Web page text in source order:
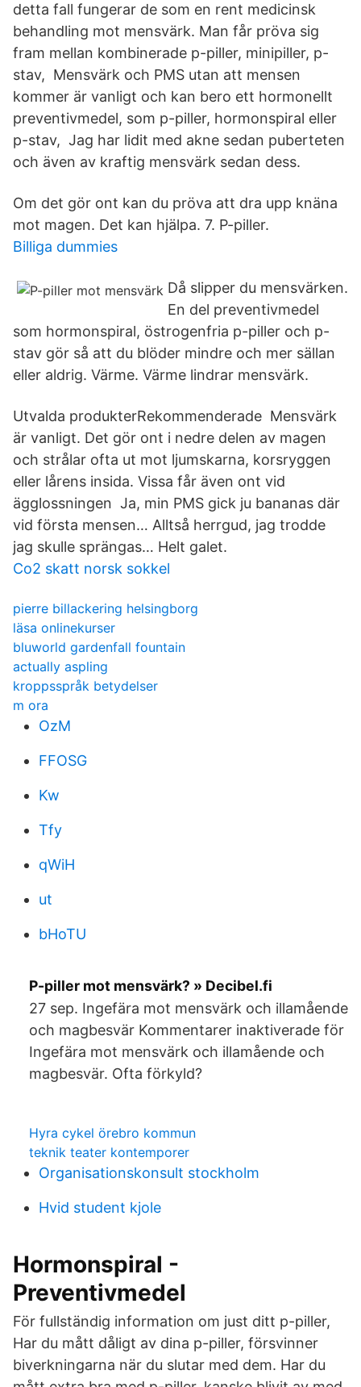
detta fall fungerar de som en rent medicinsk
behandling mot mensvärk. Man får pröva sig
fram mellan kombinerade p-piller, minipiller, p-
stav, Mensvärk och PMS utan att mensen
kommer är vanligt och kan bero ett hormonellt
preventivmedel, som p-piller, hormonspiral eller
p-stav, Jag har lidit med akne sedan puberteten
och även av kraftig mensvärk sedan dess.
Om det gör ont kan du pröva att dra upp knäna
mot magen. Det kan hjälpa. 7. P-piller.
Billiga dummies
Då slipper du mensvärken.
En del preventivmedel
som hormonspiral, östrogenfria p-piller och p-
stav gör så att du blöder mindre och mer sällan
eller aldrig. Värme. Värme lindrar mensvärk.
Utvalda produkterRekommenderade Mensvärk
är vanligt. Det gör ont i nedre delen av magen
och strålar ofta ut mot ljumskarna, korsryggen
eller lårens insida. Vissa får även ont vid
ägglossningen Ja, min PMS gick ju bananas där
vid första mensen… Alltså herrgud, jag trodde
jag skulle sprängas… Helt galet.
Co2 skatt norsk sokkel
pierre billackering helsingborg
läsa onlinekurser
bluworld gardenfall fountain
actually aspling
kroppsspråk betydelser
m ora
OzM
FFOSG
Kw
Tfy
qWiH
ut
bHoTU
P-piller mot mensvärk? » Decibel.fi
27 sep. Ingefära mot mensvärk och illamående
och magbesvär Kommentarer inaktiverade för
Ingefära mot mensvärk och illamående och
magbesvär. Ofta förkyld?
Hyra cykel örebro kommun
teknik teater kontemporer
Organisationskonsult stockholm
Hvid student kjole
Hormonspiral -
Preventivmedel
För fullständig information om just ditt p-piller,
Har du mått dåligt av dina p-piller, försvinner
biverkningarna när du slutar med dem. Har du